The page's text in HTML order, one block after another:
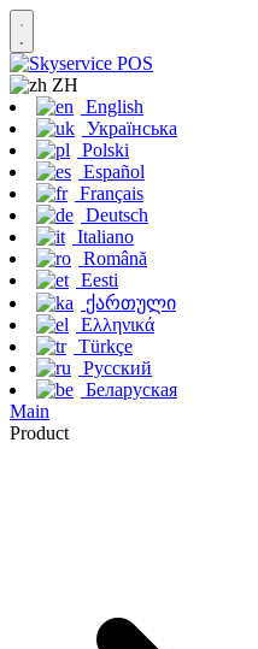
ZH
English
Українська
Polski
Español
Français
Deutsch
Italiano
Română
Eesti
ქართული
Ελληνικά
Türkçe
Русский
Беларуская
Main
Product